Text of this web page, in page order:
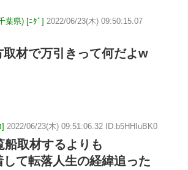
葉県) [ﾆﾀﾞ] 2022/06/23(木) 09:50:15.07
材で万引きって何だよw
2022/06/23(木) 09:51:06.32 ID:b5HHIuBK0
船取材するよりも
して転落人生の経緯追った